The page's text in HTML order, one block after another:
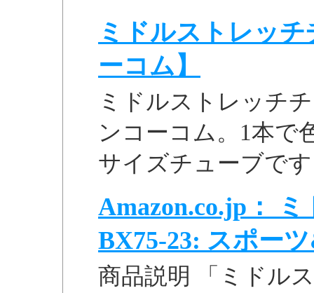
ミドルストレッ
ーコム】
ミドルストレッチ
ンコーコム。1本で
サイズチューブで
Amazon.co.jp：
BX75-23: スポー
商品説明 「ミドル